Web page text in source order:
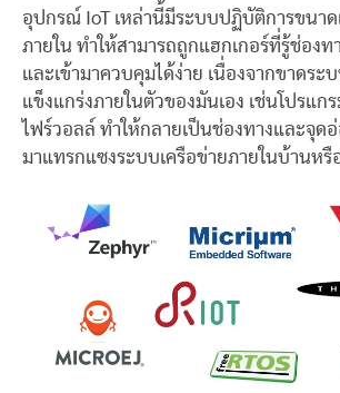
อุปกรณ์ IoT เหล่านี้มีระบบปฏิบัติการขนาด
ภายใน ทำให้สามารถถูกแฮกเกอร์ที่รู้ช่องท
และเข้ามาควบคุมได้ง่าย เนื่องจากขาดระ
แข็งแกร่งภายในตัวของมันเอง เช่นโปรแก
ไฟร์วอลล์ ทำให้กลายเป็นช่องทางและจุดอ่
มาแทรกแซงระบบเครือข่ายภายในบ้านหรื